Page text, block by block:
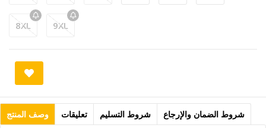
8XL 9XL
وصف المنتج تعليقات شروط التسليم شروط الضمان والإرجاع